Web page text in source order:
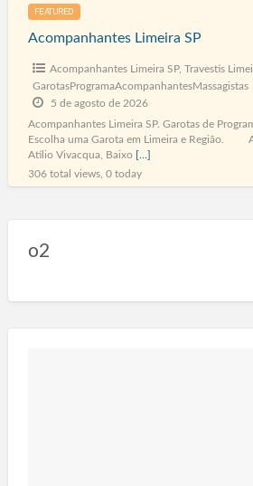
FEATURED
Acompanhantes Limeira SP
Acompanhantes Limeira SP, Travestis
GarotasProgramaAcompanhantesMassagistas
5 de agosto de 2026
Acompanhantes Limeira SP. Garotas de
Escolha uma Garota em Limeira e Região.
Atilio Vivacqua, Baixo […]
306 total views, 0 today
o2